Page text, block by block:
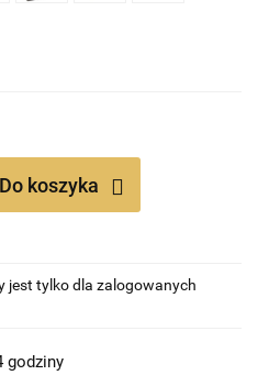
Do koszyka
jest tylko dla zalogowanych
godziny